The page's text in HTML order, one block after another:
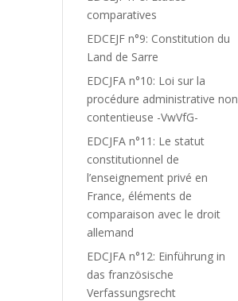
comparatives
EDCEJF n°9: Constitution du
Land de Sarre
EDCJFA n°10: Loi sur la
procédure administrative non
contentieuse -VwVfG-
EDCJFA n°11: Le statut
constitutionnel de
l’enseignement privé en
France, éléments de
comparaison avec le droit
allemand
EDCJFA n°12: Einführung in
das französische
Verfassungsrecht